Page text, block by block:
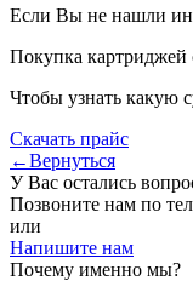
Если Вы не нашли
Покупка картриджей
Чтобы узнать какую
Скачать прайс
←Вернуться
У Вас остались
Позвоните нам по
или
Напишите нам
Почему именно мы?